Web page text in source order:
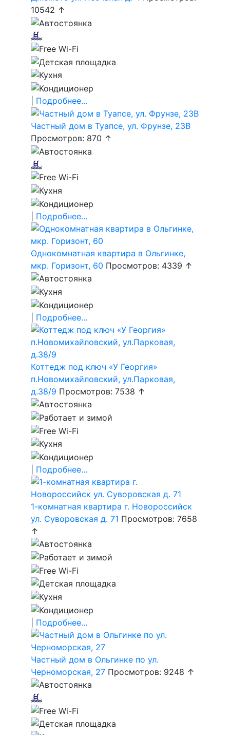
10542 ↑
Подробнее...
Частный дом в Туапсе, ул. Фрунзе, 23В
Просмотров: 870 ↑
Подробнее...
Однокомнатная квартира в Ольгинке,
мкр. Горизонт, 60 Просмотров: 4339 ↑
Подробнее...
Коттедж под ключ «У Георгия»
п.Новомихайловский, ул.Парковая,
д.38/9 Просмотров: 7538 ↑
Подробнее...
1-комнатная квартира г. Новороссийск
ул. Суворовская д. 71 Просмотров: 7658
↑
Подробнее...
Частный дом в Ольгинке по ул.
Черноморская, 27 Просмотров: 9248 ↑